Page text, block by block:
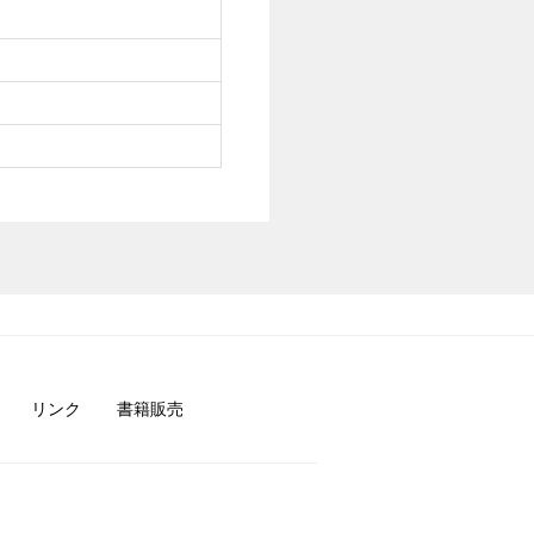
リンク 書籍販売